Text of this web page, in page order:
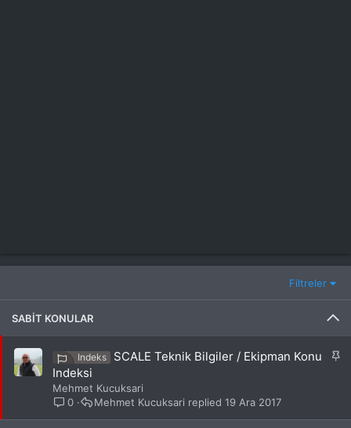
Filtreler
SABIT KONULAR
S
Indeks
SCALE Teknik Bilgiler / Ekipman Konu
Indeksi
Mehmet Kucuksari
0
19 Ara 2017
Mehmet Kucuksari